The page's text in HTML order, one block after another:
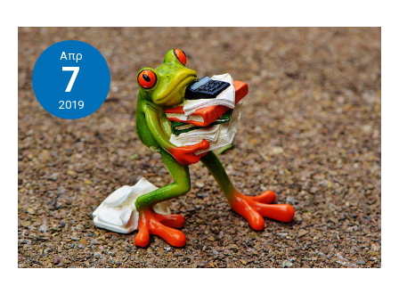
Απρ
7
2019
Στο
δρόμο
για
τις
πανελλήνιες
εξετάσεις
–
Τα
τελευταία
διαγωνίσματα